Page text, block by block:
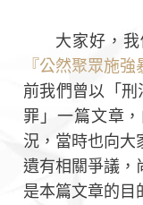
大家好，
『公然聚眾施
前我們曾以「
罪」一篇文章
況，當時也向大
遺有相關爭議，
是本篇文章的目